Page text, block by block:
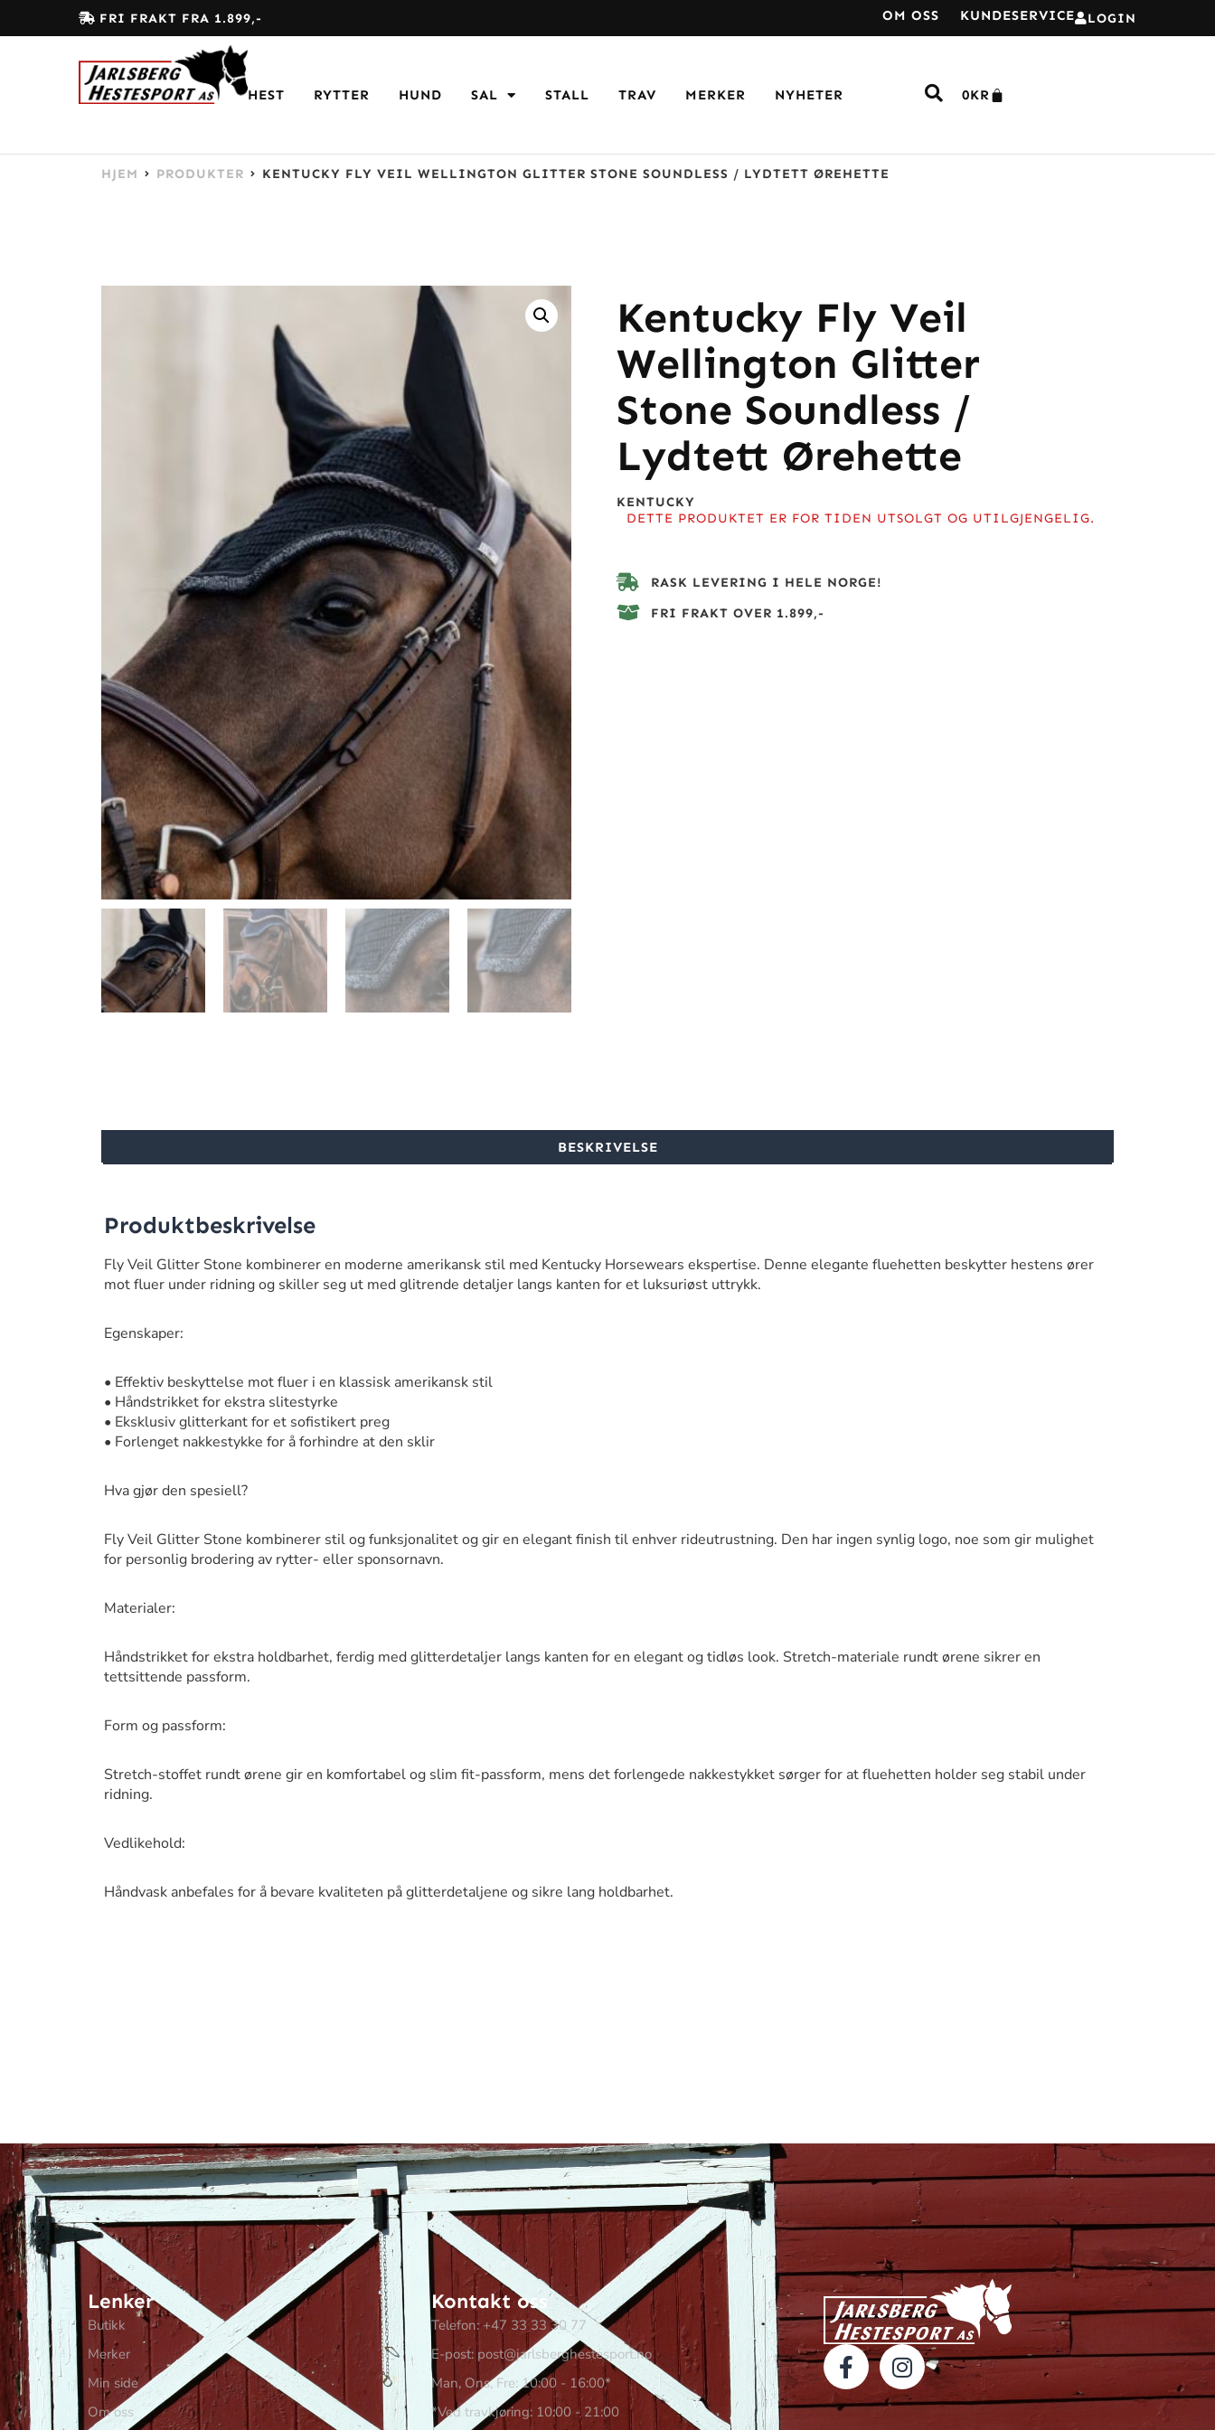
FRI FRAKT FRA 1.899,- LOGIN
OM OSS KUNDESERVICE
HEST RYTTER HUND SAL STALL TRAV MERKER NYHETER 0KR
HJEM PRODUKTER KENTUCKY FLY VEIL WELLINGTON GLITTER STONE SOUNDLESS / LYDTETT ØREHETTE
Kentucky Fly Veil
Wellington Glitter
Stone Soundless /
Lydtett Ørehette
KENTUCKY
DETTE PRODUKTET ER FOR TIDEN UTSOLGT OG UTILGJENGELIG.
RASK LEVERING I HELE NORGE!
FRI FRAKT OVER 1.899,-
BESKRIVELSE
Produktbeskrivelse
Fly Veil Glitter Stone kombinerer en moderne amerikansk stil med Kentucky Horsewears ekspertise. Denne elegante fluehetten beskytter hestens ører
mot fluer under ridning og skiller seg ut med glitrende detaljer langs kanten for et luksuriøst uttrykk.
Egenskaper:
• Effektiv beskyttelse mot fluer i en klassisk amerikansk stil
• Håndstrikket for ekstra slitestyrke
• Eksklusiv glitterkant for et sofistikert preg
• Forlenget nakkestykke for å forhindre at den sklir
Hva gjør den spesiell?
Fly Veil Glitter Stone kombinerer stil og funksjonalitet og gir en elegant finish til enhver rideutrustning. Den har ingen synlig logo, noe som gir mulighet
for personlig brodering av rytter- eller sponsornavn.
Materialer:
Håndstrikket for ekstra holdbarhet, ferdig med glitterdetaljer langs kanten for en elegant og tidløs look. Stretch-materiale rundt ørene sikrer en
tettsittende passform.
Form og passform:
Stretch-stoffet rundt ørene gir en komfortabel og slim fit-passform, mens det forlengede nakkestykket sørger for at fluehetten holder seg stabil under
ridning.
Vedlikehold:
Håndvask anbefales for å bevare kvaliteten på glitterdetaljene og sikre lang holdbarhet.
Lenker
Butikk
Merker
Min side
Om oss
Kontakt oss
Telefon: +47 33 33 30 77
E-post: post@jarlsberghestesport.no
Man, Ons, Fre: 10:00 - 16:00*
*Ved travkjøring: 10:00 - 21:00